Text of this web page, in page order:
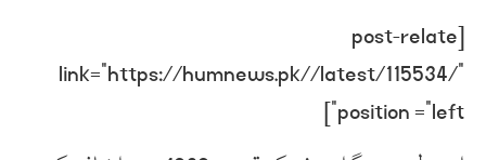
[post-relate
link=”https://humnews.pk//latest/115534/”
position =”left”]